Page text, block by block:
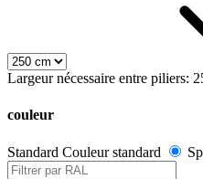
Largeur nécessaire entre piliers:
couleur
Standard Couleur standard